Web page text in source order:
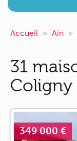
Accueil Ain
31
Coligny
349 000 €